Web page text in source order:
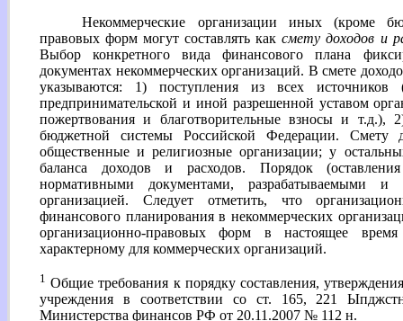
Некоммерческие организации иных (кроме
правовых форм могут составлять каксмету доходов и
Выбор конкретного вида финансового плана
документах некоммерческих организаций. В смете
указываются: 1) поступления из всех
предпринимательской и иной разрешенной уставом
пожертвования и благотворительные взносы и
бюджетной системы Российской Федерации. Смету
общественные и религиозные организации; у
баланса доходов и расходов. Порядок
нормативными документами, разрабатываемыми и
организацией. Следует отметить, что
финансового планирования в некоммерческих
организационно-правовых форм в настоящее
характерному для коммерческих организаций.
1 Общие требования к порядку составления,
учреждения в соответствии со ст. 165, 221
Министерства финансов РФ от 20.11.2007 № 112 н.